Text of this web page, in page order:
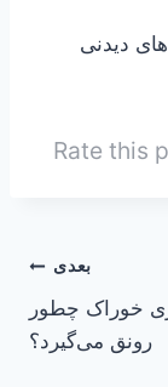
دیدنی
Rate this
بعدی
خوراک چطور
رونق می‌گیرد؟